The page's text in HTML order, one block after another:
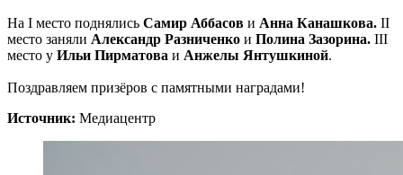
На I место поднялись Самир Аббасов и Анна Канашкова. II
место заняли Александр Разниченко и Полина Зазорина. III
место у Ильи Пирматова и Анжелы Янтушкиной.
Поздравляем призёров с памятными наградами!
Источник: Медиацентр